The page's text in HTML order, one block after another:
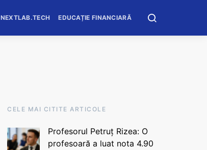
NEXTLAB.TECH EDUCAȚIE FINANCIARĂ
CELE MAI CITITE ARTICOLE
Profesorul Petruț Rizea: O
profesoară a luat nota 4.90